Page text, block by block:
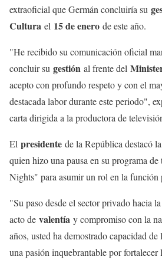
extraoficial que Germán concluiría su
Cultura el 15 de enero de este año.
"He recibido su comunicación oficial
concluir su gestión al frente del
acepto con profundo respeto y con el
destacada labor durante este periodo",
carta dirigida a la productora de
El presidente de la República destacó la
quien hizo una pausa en su programa
Nights" para asumir un rol en la función
"Su paso desde el sector privado hacia
acto de valentía y compromiso con la
años, usted ha demostrado capacidad
una pasión inquebrantable por fortalecer